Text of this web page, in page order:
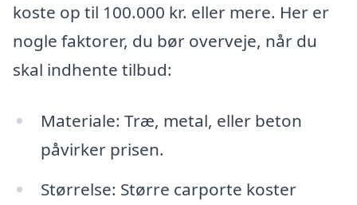
koste op til 100.000 kr. eller mere. Her er
nogle faktorer, du bør overveje, når du
skal indhente tilbud:
Materiale: Træ, metal, eller beton
påvirker prisen.
Størrelse: Større carporte koster